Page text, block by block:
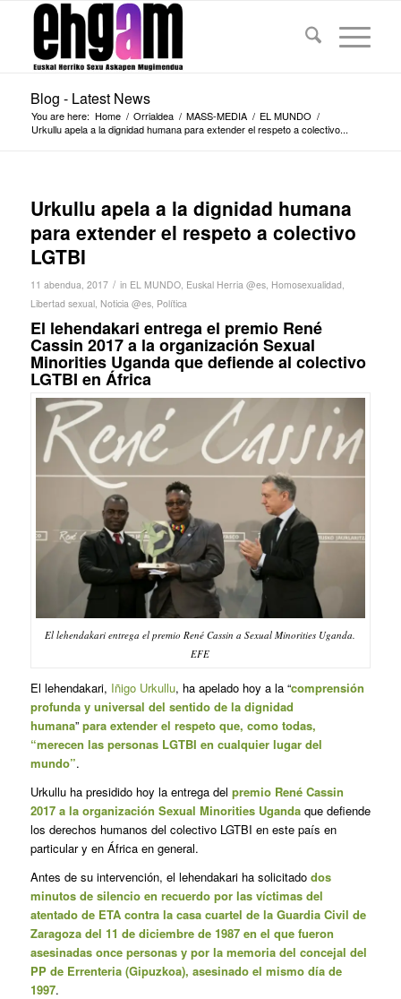
Blog - Latest News
You are here: Home / Orrialdea / MASS-MEDIA / EL MUNDO /
Urkullu apela a la dignidad humana para extender el respeto a colectivo...
Urkullu apela a la dignidad humana
para extender el respeto a colectivo
LGTBI
11 abendua, 2017 / in EL MUNDO, Euskal Herria @es, Homosexualidad,
Libertad sexual, Noticia @es, Política
El lehendakari entrega el premio René
Cassin 2017 a la organización Sexual
Minorities Uganda que defiende al colectivo
LGTBI en África
El lehendakari entrega el premio René Cassin a Sexual Minorities Uganda.
EFE
El lehendakari, Iñigo Urkullu, ha apelado hoy a la “comprensión
profunda y universal del sentido de la dignidad
humana” para extender el respeto que, como todas,
“merecen las personas LGTBI en cualquier lugar del
mundo”.
Urkullu ha presidido hoy la entrega del premio René Cassin
2017 a la organización Sexual Minorities Ugandaque defiende
los derechos humanos del colectivo LGTBI en este país en
particular y en África en general.
Antes de su intervención, el lehendakari ha solicitadodos
minutos de silencio en recuerdo por las víctimas del
atentado de ETA contra la casa cuartel de la Guardia Civil de
Zaragoza del 11 de diciembre de 1987 en el que fueron
asesinadas once personas y por la memoria del concejal del
PP de Errenteria (Gipuzkoa), asesinado el mismo día de
1997.